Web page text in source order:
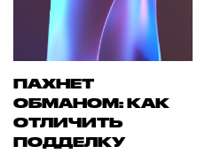
ПАХНЕТ
ОБМАНОМ: КАК
ОТЛИЧИТЬ
ПОДДЕЛКУ